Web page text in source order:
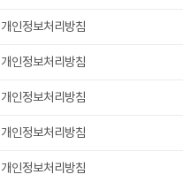
개인정보처리방침
개인정보처리방침
개인정보처리방침
개인정보처리방침
개인정보처리방침